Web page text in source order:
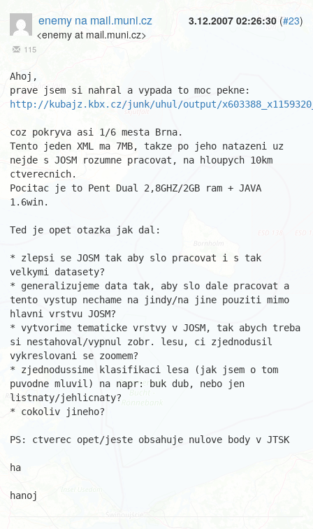
3.12.2007 02:26:30 (#23)
enemy na mail.muni.cz
<enemy at mail.muni.cz>
115
Ahoj,
http://kubajz.kbx.cz/junk/uhul/output/
coz pokryva asi 1/6 mesta Brna.
Tento jeden XML ma 7MB, takze po jeho natazeni uz
nejde s JOSM rozumne pracovat, na hloupych 10km
ctverecnich.
Pocitac je to Pent Dual 2,8GHZ/2GB ram + JAVA
1.6win.
Ted je opet otazka jak dal:
* zlepsi se JOSM tak aby slo pracovat i s tak
velkymi datasety?
* generalizujeme data tak, aby slo dale pracovat a
tento vystup nechame na jindy/na jine pouziti mimo
hlavni vrstvu JOSM?
* vytvorime tematicke vrstvy v JOSM, tak abych treba
si nestahoval/vypnul zobr. lesu, ci zjednodusil
vykreslovani se zoomem?
* zjednodussime klasifikaci lesa (jak jsem o tom
puvodne mluvil) na napr: buk dub, nebo jen
listnaty/jehlicnaty?
* cokoliv jineho?
PS: ctverec opet/jeste obsahuje nulove body v JTSK
ha
hanoj